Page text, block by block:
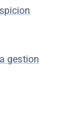
gestion